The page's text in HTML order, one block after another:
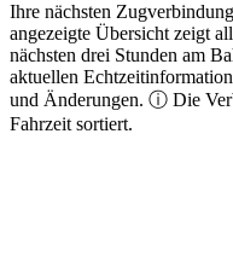
Ihre nächsten
angezeigte Übersicht zeigt
nächsten drei Stunden am
aktuellen
und Änderungen. ⓘ Die
Fahrzeit sortiert.